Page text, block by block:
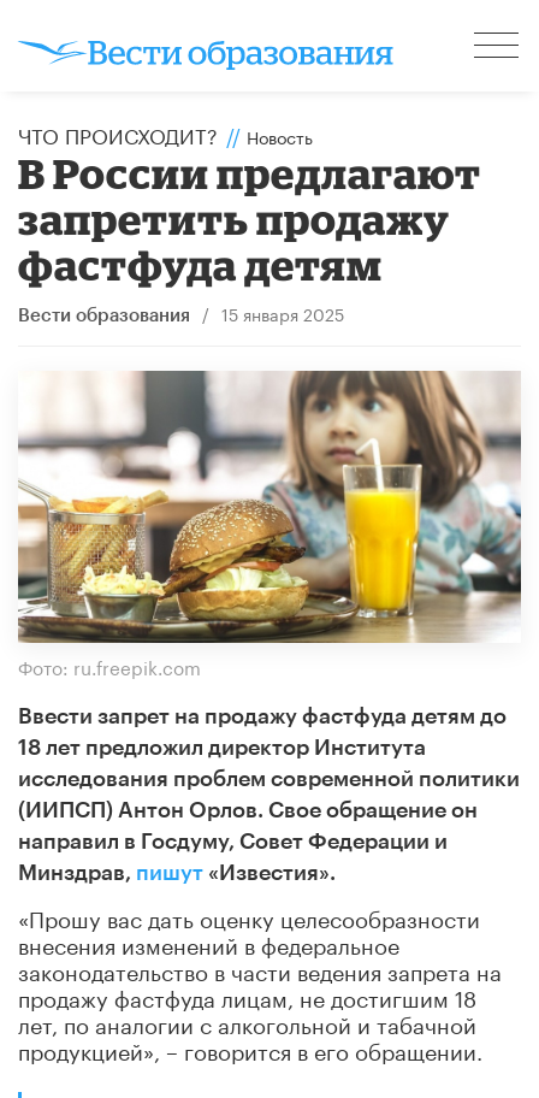
ЧТО ПРОИСХОДИТ? // Новость
В России предлагают
запретить продажу
фастфуда детям
Вести образования / 15 января 2025
Фото: ru.freepik.com
Ввести запрет на продажу фастфуда детям до
18 лет предложил директор Института
исследования проблем современной политики
(ИИПСП) Антон Орлов. Свое обращение он
направил в Госдуму, Совет Федерации и
Минздрав, пишут «Известия».
«Прошу вас дать оценку целесообразности
внесения изменений в федеральное
законодательство в части ведения запрета на
продажу фастфуда лицам, не достигшим 18
лет, по аналогии с алкогольной и табачной
продукцией», – говорится в его обращении.